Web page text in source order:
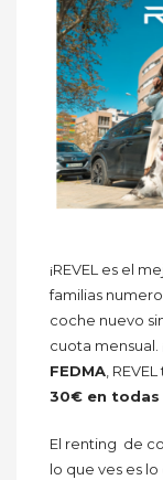
¡REVEL es el
familias
coche nuevo
cuota mensual.
FEDMA ,
30€ en
El renting de
lo que ves es